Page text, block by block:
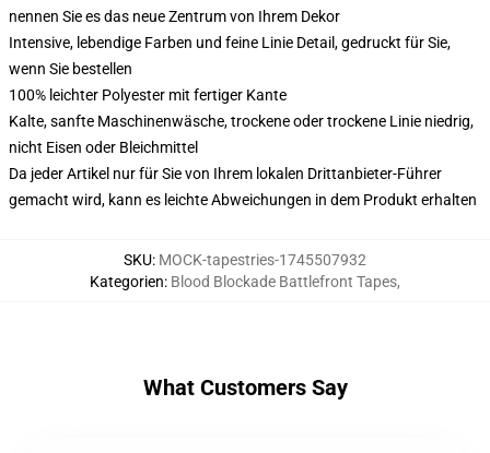
nennen Sie es das neue Zentrum von Ihrem Dekor
Intensive, lebendige Farben und feine Linie Detail, gedruckt für Sie,
wenn Sie bestellen
100% leichter Polyester mit fertiger Kante
Kalte, sanfte Maschinenwäsche, trockene oder trockene Linie niedrig,
nicht Eisen oder Bleichmittel
Da jeder Artikel nur für Sie von Ihrem lokalen Drittanbieter-Führer
gemacht wird, kann es leichte Abweichungen in dem Produkt erhalten
SKU: MOCK-tapestries-1745507932
Kategorien: Blood Blockade Battlefront Tapes,
What Customers Say